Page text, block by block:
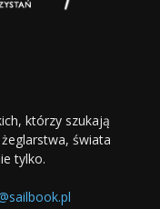
którzy szukają
świata
tylko.